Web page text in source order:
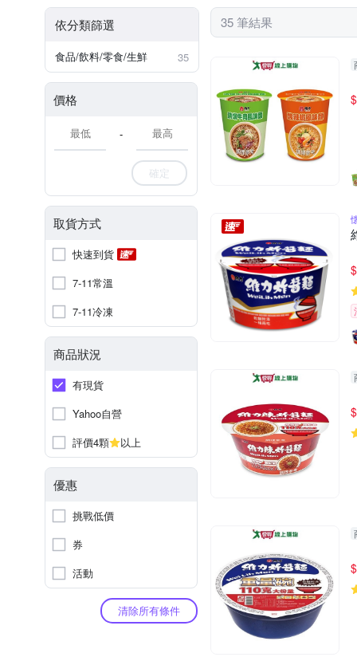
依分類篩選
食品/飲料/零食/生鮮 35
價格
-
確定
取貨方式
快速到貨
7-11常溫
7-11冷凍
商品狀況
有現貨
Yahoo自營
評價4顆
以上
優惠
挑戰低價
券
活動
清除所有條件
35 筆結果
$
$
$
$